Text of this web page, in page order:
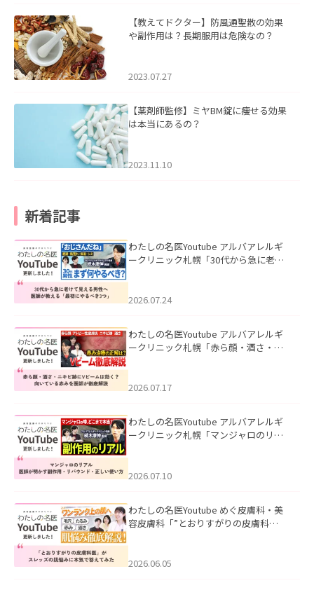
【教えてドクター】防風通聖散の効果
や副作用は？長期服用は危険なの？
2023.07.27
【薬剤師監修】ミヤBM錠に痩せる効果
は本当にあるの？
2023.11.10
新着記事
わたしの名医Youtube アルバアレルギ
ークリニック札幌「30代から急に老け
た。
2026.07.24
わたしの名医Youtube アルバアレルギ
ークリニック札幌「赤ら顔・酒さ・ニ
した。
2026.07.17
わたしの名医Youtube アルバアレルギ
ークリニック札幌「マンジャロのリア
た。
2026.07.10
わたしの名医Youtube めぐ皮膚科・美
容皮膚科「”とおりすがりの皮膚科
2026.06.05